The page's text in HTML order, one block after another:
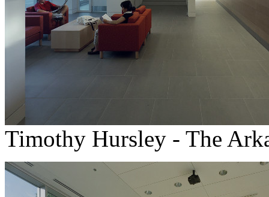
Timothy Hursley - The